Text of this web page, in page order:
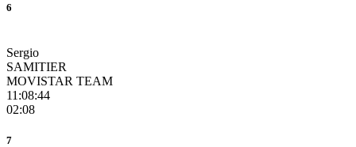
6
Sergio
SAMITIER
MOVISTAR TEAM
11:08:44
02:08
7